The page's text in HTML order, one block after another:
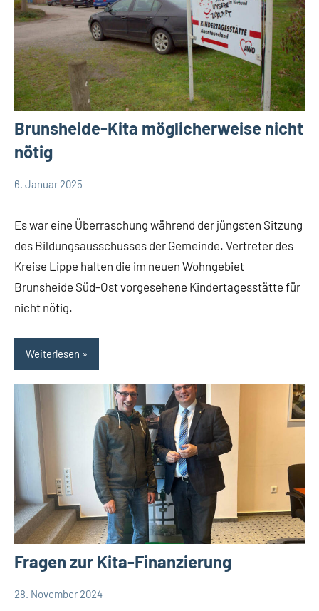
Brunsheide-Kita möglicherweise nicht
nötig
Themen
6. Januar 2025
Es war eine Überraschung während der jüngsten Sitzung
des Bildungsausschusses der Gemeinde. Vertreter des
Kreise Lippe halten die im neuen Wohngebiet
Brunsheide Süd-Ost vorgesehene Kindertagesstätte für
nicht nötig.
Weiterlesen
Fragen zur Kita-Finanzierung
28. November 2024